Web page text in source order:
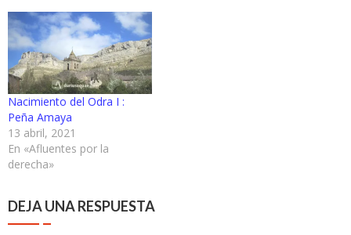
Nacimiento del Odra I :
Peña Amaya
13 abril, 2021
En «Afluentes por la
derecha»
DEJA UNA RESPUESTA